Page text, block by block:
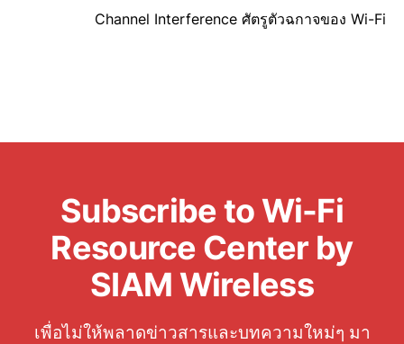
Channel Interference ศัตรูตัวฉกาจของ Wi-Fi
Subscribe to Wi-Fi
Resource Center by
SIAM Wireless
เพื่อไม่ให้พลาดข่าวสารและบทความใหม่ๆ มา